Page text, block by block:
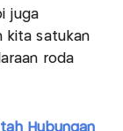
juga
kita satukan
roda
Hubungan